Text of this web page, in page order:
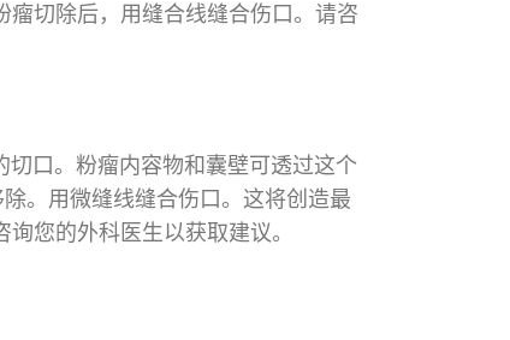
瘤切除后，用缝合线缝合伤口。请咨
口。粉瘤内容物和囊壁可透过这个
。用微缝线缝合伤口。这将创造最
您的外科医生以获取建议。